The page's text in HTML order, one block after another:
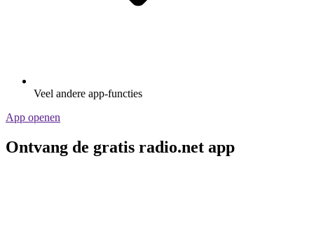
Veel andere app-functies
App openen
Ontvang de gratis radio.net app